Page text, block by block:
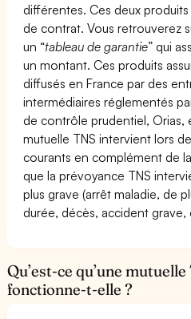
différentes. Ces deux
de contrat. Vous retrouverez
un “tableau de garantie” qui
un montant. Ces produits
diffusés en France par des
intermédiaires réglementés
de contrôle prudentiel, Orias,
mutuelle TNS intervient lors
courants en complément de
que la prévoyance TNS
plus grave (arrêt maladie, de
durée, décès, accident grave,
Qu’est-ce qu’une
fonctionne-t-elle ?